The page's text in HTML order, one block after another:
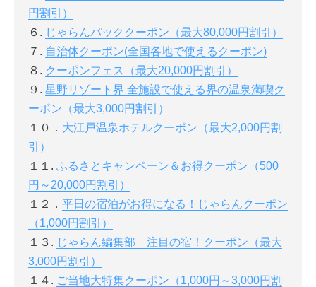
円割引）
６. じゃらんパッククーポン（最大80,000円割引）
７. 自治体クーポン(全国各地で使えるクーポン)
８. クーポンフェス（最大20,000円割引）
９. 星野リゾート界 全施設で使える界の温泉満喫ク
ーポン（最大3,000円割引）
１０． 大江戸温泉ホテルクーポン（最大2,000円割
引）
１１. ふるさとキャンペーン＆お得クーポン（500
円～20,000円割引）
１２． 平日の宿泊がお得になる！じゃらんクーポン
（1,000円割引）
１３. じゃらん編集部 注目の宿！クーポン（最大
3,000円割引）
１４. ご当地大特集クーポン（1,000円～3,000円割